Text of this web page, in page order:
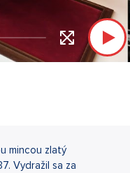
mincou zlatý
Vydražil sa za